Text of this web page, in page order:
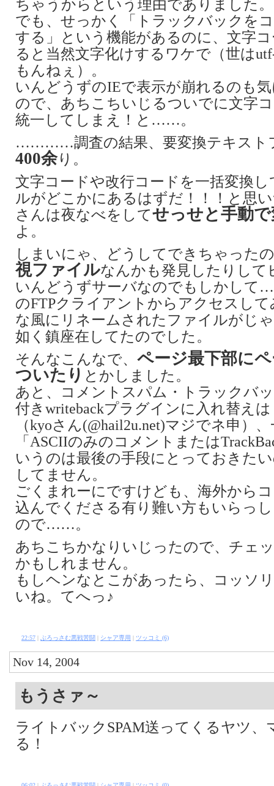
ちゃうからという理由でありました。
でも、せっかく「トラックバックを
する」という機能があるのに、文字
ると当然文字化けするワケで（世は
もんねぇ）。
いんどうずのIEで表示が崩れるのも
ので、あちこちいじるついでに文字
統一してしまえ！と……。
…………調査の結果、要変換テキスト
400余り。
文字コードや改行コードを一括変換
ルがどこかにあるはずだ！！！と思
さんは夜なべをしてせっせと手動
よ。
しまいにゃ、どうしてできちゃった
視ファイルなんかも発見したりして
いんどうずサーバなのでもしかして
のFTPクライアントからアクセスし
な風にリネームされたファイルがじ
如く鎮座在してたのでした。
そんなこんなで、 ページ最下部に
ついたり とかしました。
あと、コメントスパム・トラックバ
付きwritebackプラグインに入れ替え
（kyoさん(@hail2u.net)マジでネ申）
「ASCIIのみのコメントまたは
いうのは最後の手段にとっておきた
してません。
ごくまれーにですけども、海外から
込んでくださる有り難い方もいらっ
ので……。
あちこちかなりいじったので、チェ
かもしれません。
もしヘンなとこがあったら、コッソ
いね。てへっ♪
22:57 | ぶろっさむ悪戦苦闘 | シャア専用 | ツッコミ (6)
Nov 14, 2004
もうさァ～
ライトバックSPAM送ってくるヤツ、
る！